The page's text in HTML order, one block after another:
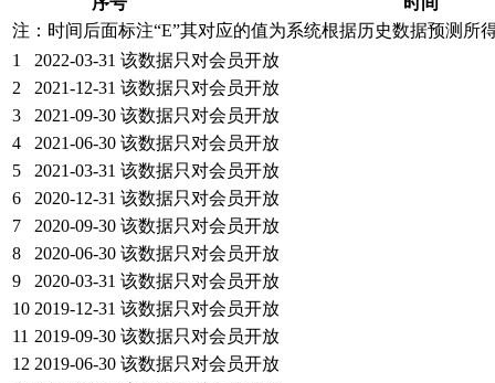
注：时间后面标注“E”其对应的值为系统根据历史数据预测所
1
2022-03-31 该数据只对会员开放
2
2021-12-31 该数据只对会员开放
3
2021-09-30 该数据只对会员开放
4
2021-06-30 该数据只对会员开放
5
2021-03-31 该数据只对会员开放
6
2020-12-31 该数据只对会员开放
7
2020-09-30 该数据只对会员开放
8
2020-06-30 该数据只对会员开放
9
2020-03-31 该数据只对会员开放
10 2019-12-31 该数据只对会员开放
11 2019-09-30 该数据只对会员开放
12 2019-06-30 该数据只对会员开放